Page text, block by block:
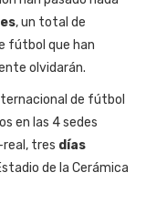
, un total de
fútbol que han
olvidarán.
de fútbol
en las 4 sedes
real, tres días
de la Cerámica